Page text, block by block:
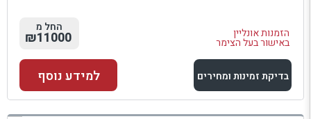
הזמנות אונליין
באישור בעל הצימר
החל מ
₪11000
בדיקת זמינות ומחירים
למתחם זה
למידע נוסף